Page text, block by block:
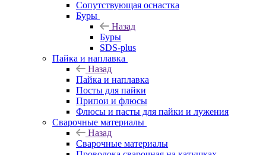
Сопутствующая оснастка
Буры
Назад
Буры
SDS-plus
Пайка и наплавка
Назад
Пайка и наплавка
Посты для пайки
Припои и флюсы
Флюсы и пасты для пайки и лужения
Сварочные материалы
Назад
Сварочные материалы